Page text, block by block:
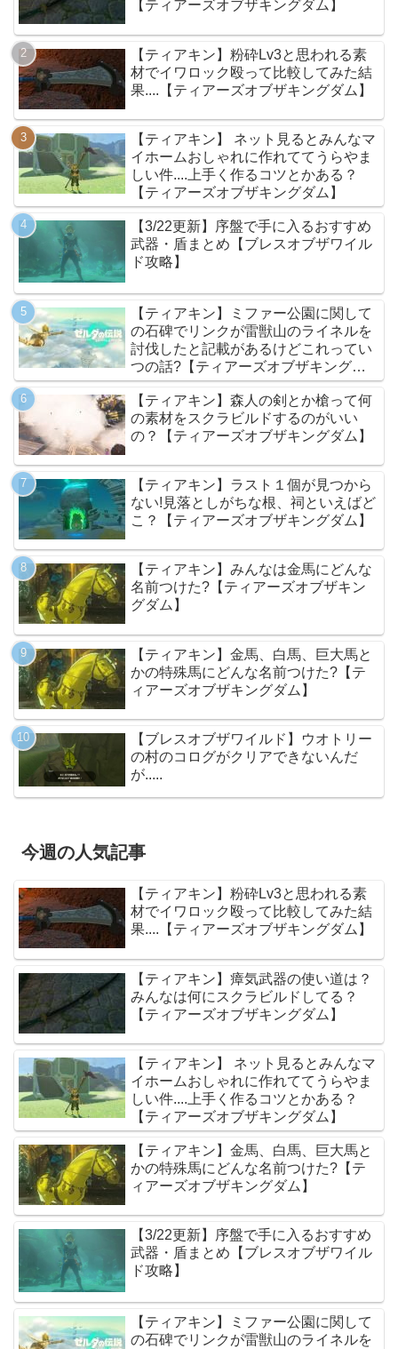
【ティアーズオブザキングダム】
【ティアキン】粉砕Lv3と思われる素
材でイワロック殴って比較してみた結
果....【ティアーズオブザキングダム】
【ティアキン】 ネット見るとみんなマ
イホームおしゃれに作れててうらやま
しい件....上手く作るコツとかある？
【ティアーズオブザキングダム】
【3/22更新】序盤で手に入るおすすめ
武器・盾まとめ【ブレスオブザワイル
ド攻略】
【ティアキン】ミファー公園に関して
の石碑でリンクが雷獣山のライネルを
討伐したと記載があるけどこれってい
つの話?【ティアーズオブザキングダ
ム】
【ティアキン】森人の剣とか槍って何
の素材をスクラビルドするのがいい
の？【ティアーズオブザキングダム】
【ティアキン】ラスト１個が見つから
ない!見落としがちな根、祠といえばど
こ？【ティアーズオブザキングダム】
【ティアキン】みんなは金馬にどんな
名前つけた?【ティアーズオブザキン
グダム】
【ティアキン】金馬、白馬、巨大馬と
かの特殊馬にどんな名前つけた?【テ
ィアーズオブザキングダム】
【ブレスオブザワイルド】ウオトリー
の村のコログがクリアできないんだ
が.....
今週の人気記事
【ティアキン】粉砕Lv3と思われる素
材でイワロック殴って比較してみた結
果....【ティアーズオブザキングダム】
【ティアキン】瘴気武器の使い道は？
みんなは何にスクラビルドしてる？
【ティアーズオブザキングダム】
【ティアキン】 ネット見るとみんなマ
イホームおしゃれに作れててうらやま
しい件....上手く作るコツとかある？
【ティアーズオブザキングダム】
【ティアキン】金馬、白馬、巨大馬と
かの特殊馬にどんな名前つけた?【テ
ィアーズオブザキングダム】
【3/22更新】序盤で手に入るおすすめ
武器・盾まとめ【ブレスオブザワイル
ド攻略】
【ティアキン】ミファー公園に関して
の石碑でリンクが雷獣山のライネルを